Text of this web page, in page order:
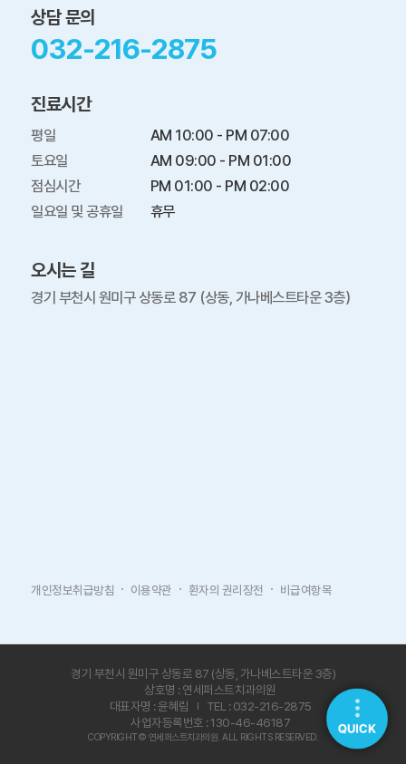
상담 문의
032-216-2875
진료시간
평일
토요일
점심시간
일요일 및 공휴일
AM 10:00 - PM 07:00
AM 09:00 - PM 01:00
PM 01:00 - PM 02:00
휴무
오시는 길
경기 부천시 원미구 상동로 87 (상동, 가나베스트타운 3층)
개인정보취급방침 이용약관 환자의 권리장전 비급여항목
경기 부천시 원미구 상동로 87 (상동, 가나베스트타운 3층)
상호명 : 연세퍼스트치과의원
대표자명 : 윤혜림
TEL : 032-216-2875
사업자등록번호 : 130-46-46187
COPYRIGHT© 연세퍼스트치과의원. ALL RIGHTS RESERVED.